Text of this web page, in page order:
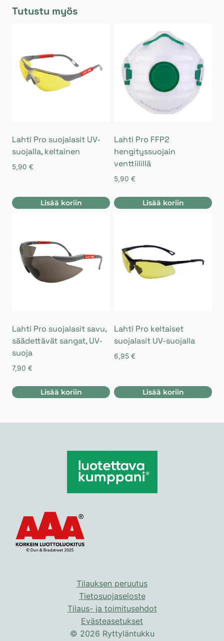
Tutustu myös
Lahti Pro suojalasit UV-
suojalla, keltainen
5,90 €
Lisää koriin
Lahti Pro FFP2
hengityssuojain
venttiilillä
5,90 €
Lisää koriin
Lahti Pro suojalasit savu,
säädettävät sangat, UV-
suoja
7,90 €
Lisää koriin
Lahti Pro keltaiset
suojalasit UV-suojalla
6,95 €
Lisää koriin
Tilauksen peruutus
Tietosuojaseloste
Tilaus- ja toimitusehdot
Evästeasetukset
© 2026 Ryttyläntukku